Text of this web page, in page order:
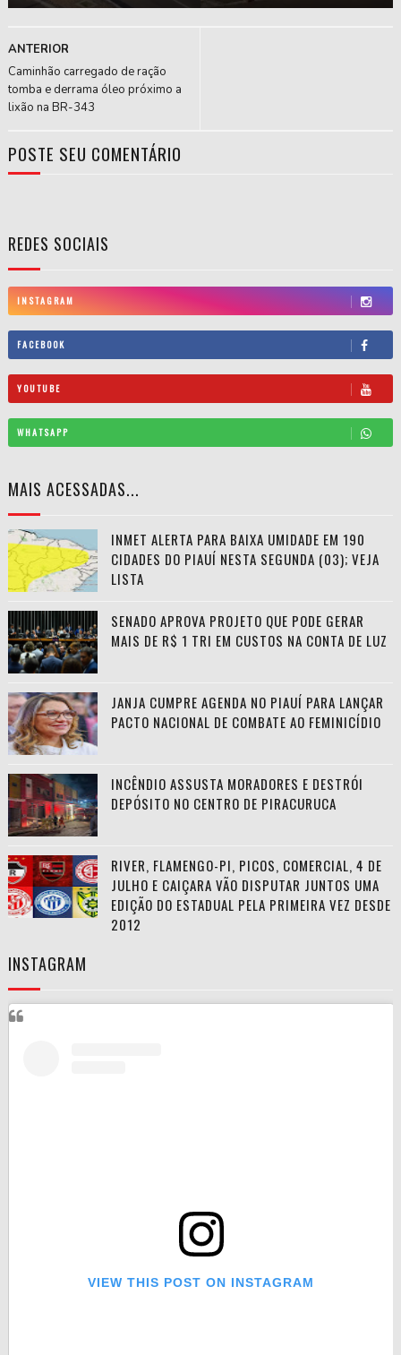
ANTERIOR
Caminhão carregado de ração
tomba e derrama óleo próximo a
lixão na BR-343
POSTE SEU COMENTÁRIO
REDES SOCIAIS
INSTAGRAM
FACEBOOK
YOUTUBE
WHATSAPP
MAIS ACESSADAS...
INMET ALERTA PARA BAIXA UMIDADE EM 190
CIDADES DO PIAUÍ NESTA SEGUNDA (03); VEJA
LISTA
SENADO APROVA PROJETO QUE PODE GERAR
MAIS DE R$ 1 TRI EM CUSTOS NA CONTA DE LUZ
JANJA CUMPRE AGENDA NO PIAUÍ PARA LANÇAR
PACTO NACIONAL DE COMBATE AO FEMINICÍDIO
INCÊNDIO ASSUSTA MORADORES E DESTRÓI
DEPÓSITO NO CENTRO DE PIRACURUCA
RIVER, FLAMENGO-PI, PICOS, COMERCIAL, 4 DE
JULHO E CAIÇARA VÃO DISPUTAR JUNTOS UMA
EDIÇÃO DO ESTADUAL PELA PRIMEIRA VEZ DESDE
2012
INSTAGRAM
VIEW THIS POST ON INSTAGRAM